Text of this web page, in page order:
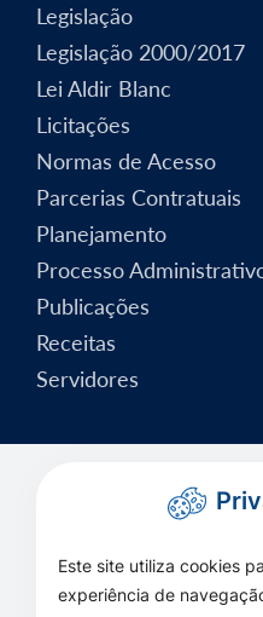
Legislação
Legislação 2000/2017
Lei Aldir Blanc
Licitações
Normas de Acesso
Parcerias Contratuais
Planejamento
Processo
Publicações
Receitas
Servidores
Este site utiliza cookies
experiência de